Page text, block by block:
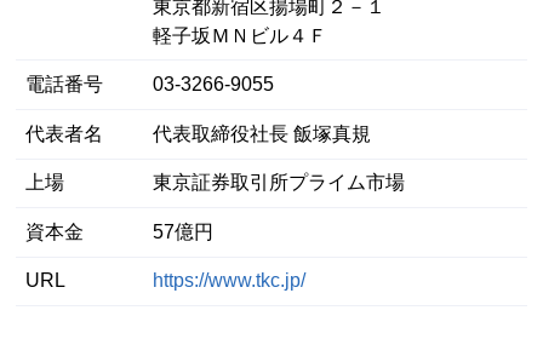
東京都新宿区揚場町２－１
軽子坂ＭＮビル４Ｆ
電話番号 03-3266-9055
代表者名 代表取締役社長 飯塚真規
上場 東京証券取引所プライム市場
資本金 57億円
URL https://www.tkc.jp/